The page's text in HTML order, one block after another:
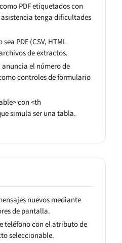
PDF etiquetados con
tenga dificultades
PDF (CSV, HTML
de extractos.
el número de
controles de formulario
con <th
simula ser una tabla.
nuevos mediante
de pantalla.
teléfono con el atributo de
seleccionable.